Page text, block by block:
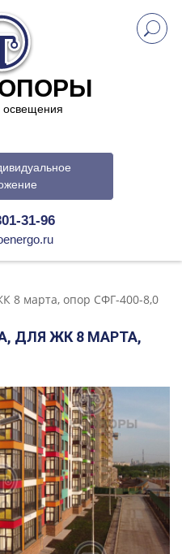
освещения
31-96
8 марта, опор СФГ-400-8,0
ДЛЯ ЖК 8 МАРТА,